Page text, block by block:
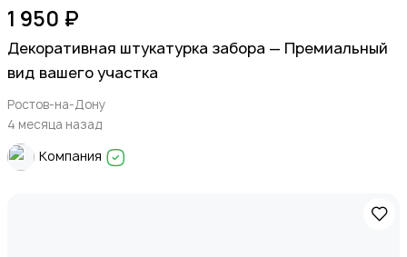
1 950 ₽
Декоративная штукатурка забора — Премиальный
вид вашего участка
Ростов-на-Дону
4 месяца назад
Компания